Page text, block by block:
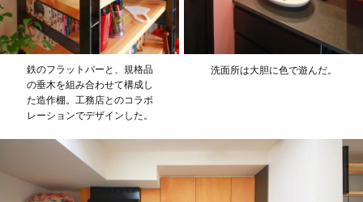
鉄のフラットバーと、規格品
の垂木を組み合わせて構成し
た造作棚。工務店とのコラボ
レーションでデザインした。
洗面所は大胆に色で遊んだ。